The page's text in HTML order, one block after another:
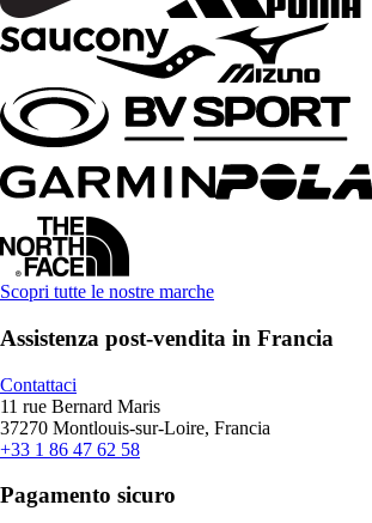
Scopri tutte le nostre marche
Assistenza post-vendita in Francia
Contattaci
11 rue Bernard Maris
37270 Montlouis-sur-Loire, Francia
+33 1 86 47 62 58
Pagamento sicuro